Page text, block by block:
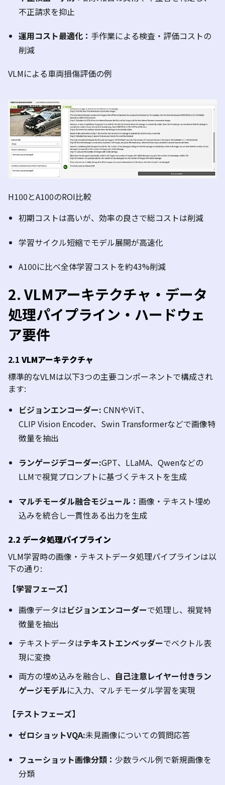
不正請求を抑止
運用コスト最適化： 手作業による検査・評価コストの
削減
VLMによる車両損傷評価の例
H100とA100のROI比較
初期コストは高いが、効率の良さで総コストは削減
学習サイクル短縮でモデル展開が高速化
A100に比べ全体学習コストを約43%削減
2. VLMアーキテクチャ・データ
処理パイプライン・ハードウェ
ア要件
2.1 VLMアーキテクチャ
標準的なVLMは以下3つの主要コンポーネントで構成され
ます:
ビジョンエンコーダー: CNNやViT、
CLIPVision Encoder、 SwinTransformerなどで画像特
徴量を抽出
ランゲージデコーダー:GPT、 LLaMA、 Qwenなどの
LLMで視覚プロンプトに基づくテキストを生成
マルチモーダル融合モジュール： 画像・テキスト埋め
込みを統合し一貫性ある出力を生成
2.2 データ処理パイプライン
VLM学習時の画像・テキストデータ処理パイプラインは以
下の通り:
【学習フェーズ】
画像データはビジョンエンコーダーで処理し、視覚特
徴量を抽出
テキストデータはテキストエンベッダーでベクトル表
現に変換
両方の埋め込みを融合し、 自己注意レイヤー付きラン
ゲージモデルに入力、マルチモーダル学習を実現
【テストフェーズ】
ゼロショットVQA:未見画像についての質問応答
フューショット画像分類： 少数ラベル例で新規画像を
分類